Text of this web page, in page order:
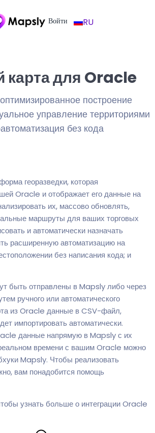
Войти RU
карта для Oracle
построение
управление территориями
без кода
георазведки, которая
Oracle и отображает его данные на
их, массово обновлять,
маршруты для ваших торговых
и автоматически назначать
расширенную автоматизацию на
без написания кода; и
быть отправлены в Mapsly либо через
ручного или автоматического
из Oracle данные в CSV-файл,
импортировать автоматически.
данные напрямую в Mapsly с их
времени с вашим Oracle можно
Mapsly. Чтобы реализовать
вам понадобится помощь
узнать больше о интеграции Oracle